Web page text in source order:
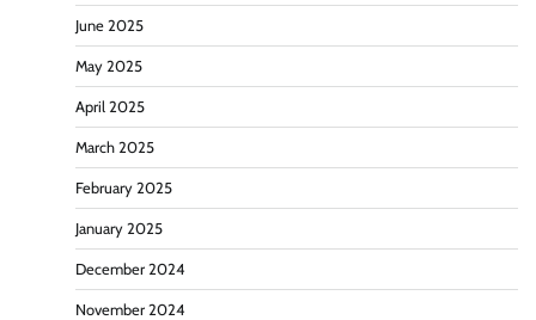
June 2025
May 2025
April 2025
March 2025
February 2025
January 2025
December 2024
November 2024